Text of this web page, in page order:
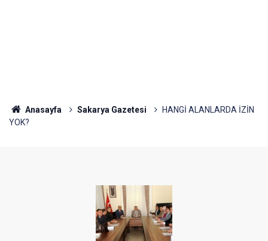
Anasayfa Sakarya Gazetesi
HANGİ ALANLARDA İZİN
YOK?